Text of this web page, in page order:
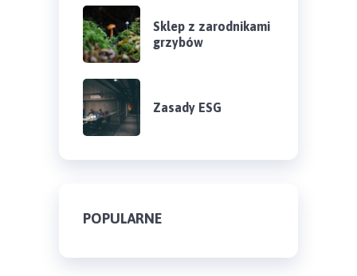
Sklep z zarodnikami
grzybów
Zasady ESG
POPULARNE